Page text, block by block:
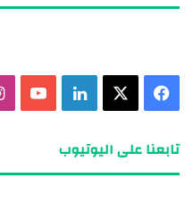
تابعنا على اليوتيوب